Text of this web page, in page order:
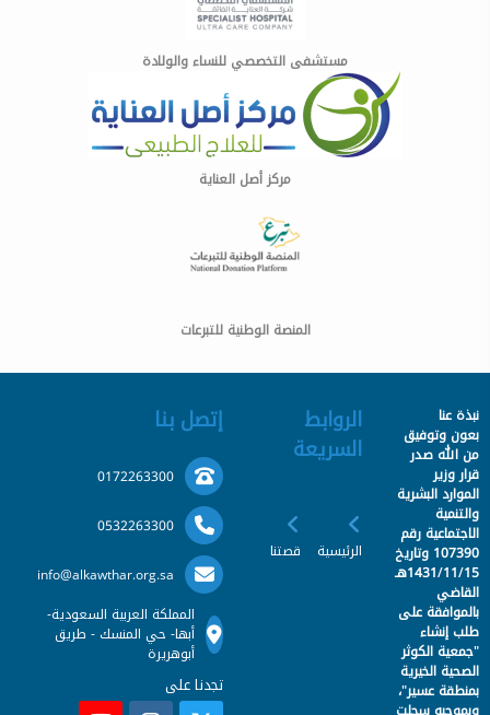
مستشفى التخصصي للنساء والولادة
مركز أصل العناية
المنصة الوطنية للتبرعات
نبذة عنا
بعون وتوفيق
من الله صدر
قرار وزير
الموارد البشرية
والتنمية
الاجتماعية رقم
107390 وتاريخ
1431/11/15هـ
القاضي
بالموافقة على
طلب إنشاء
"جمعية الكوثر
الصحية الخيرية
بمنطقة عسير"،
الروابط
السريعة
الرئيسية قصتنا
إتصل بنا
0172263300
0532263300
info@alkawthar.org.sa
المملكة العربية السعودية-
أبها- حي المنسك - طريق
أبوهريرة
تجدنا على